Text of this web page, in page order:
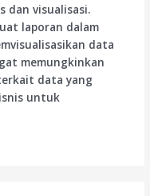
dan visualisasi.
laporan dalam
data
memungkinkan
data yang
untuk